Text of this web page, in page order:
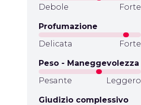
Debole
Forte
Profumazione
Delicata
Forte
Peso - Maneggevolezza
Pesante
Leggero
Giudizio complessivo